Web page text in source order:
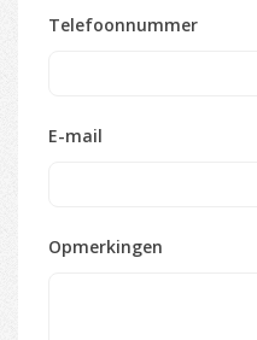
Telefoonnummer
E-mail
Opmerkingen